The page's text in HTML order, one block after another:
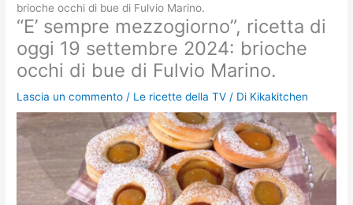
brioche occhi di bue di Fulvio Marino.
“E’ sempre mezzogiorno”, ricetta di
oggi 19 settembre 2024: brioche
occhi di bue di Fulvio Marino.
Lascia un commento / Le ricette della TV / Di Kikakitchen